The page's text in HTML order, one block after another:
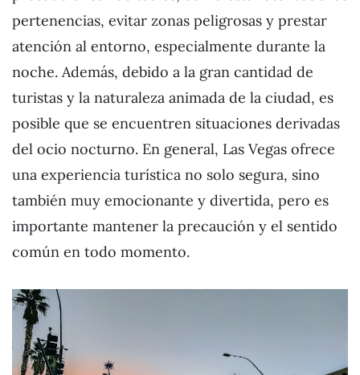
pertenencias, evitar zonas peligrosas y prestar
atención al entorno, especialmente durante la
noche. Además, debido a la gran cantidad de
turistas y la naturaleza animada de la ciudad, es
posible que se encuentren situaciones derivadas
del ocio nocturno. En general, Las Vegas ofrece
una experiencia turística no solo segura, sino
también muy emocionante y divertida, pero es
importante mantener la precaución y el sentido
común en todo momento.